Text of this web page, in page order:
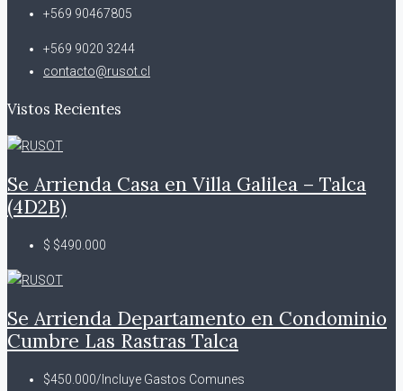
+569 90467805
+569 9020 3244
contacto@rusot.cl
Vistos Recientes
Se Arrienda Casa en Villa Galilea – Talca
(4D2B)
$ $490.000
Se Arrienda Departamento en Condominio
Cumbre Las Rastras Talca
$450.000/Incluye Gastos Comunes